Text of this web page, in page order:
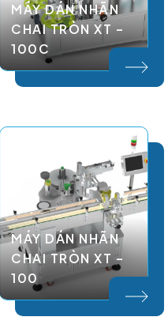
MÁY DÁN NHÃN
CHAI TRÒN XT –
100C
MÁY DÁN NHÃN
CHAI TRÒN XT –
100